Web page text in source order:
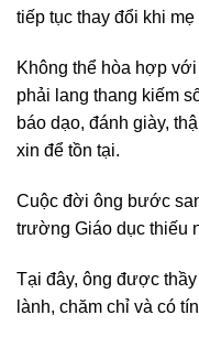
tiếp tục thay đổi khi mẹ
Không thể hòa hợp
phải lang thang kiếm
báo dạo, đánh giày,
xin để tồn tại.
Cuộc đời ông bước
trường Giáo dục thiếu
Tại đây, ông được
lành, chăm chỉ và có